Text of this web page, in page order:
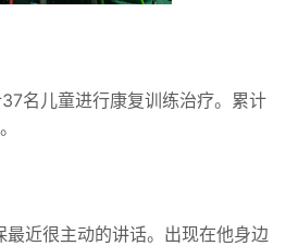
名儿童进行康复训练治疗。累计
最近很主动的讲话。出现在他身边